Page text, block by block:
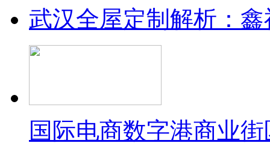
武汉全屋定制解析：
国际电商数字港商业